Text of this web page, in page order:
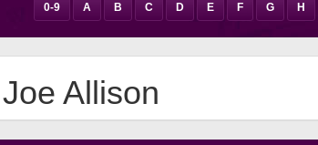
0-9 A B C D E F G H
Joe Allison